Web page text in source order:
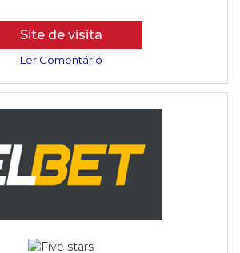
Site de visita
Ler Comentário